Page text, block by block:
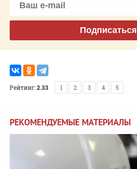
Подписаться
Рейтинг:2.33 1 2 3 4 5
РЕКОМЕНДУЕМЫЕ МАТЕРИАЛЫ